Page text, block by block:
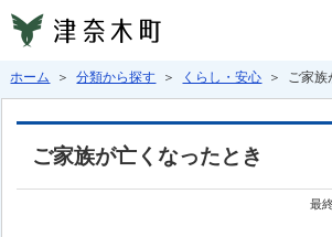
ホーム ＞分類から探す ＞ くらし・安心 ＞ ご家族
ご家族が亡くなったとき
最